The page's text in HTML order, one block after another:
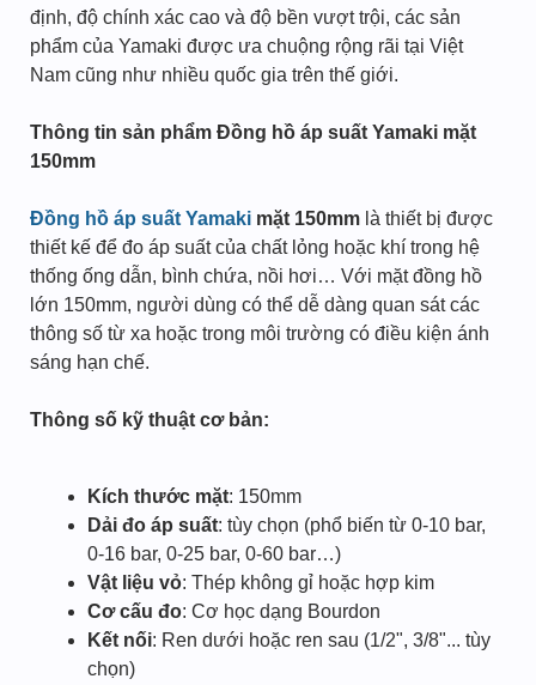
định, độ chính xác cao và độ bền vượt trội, các sản
phẩm của Yamaki được ưa chuộng rộng rãi tại Việt
Nam cũng như nhiều quốc gia trên thế giới.
Thông tin sản phẩm Đồng hồ áp suất Yamaki mặt
150mm
Đồng hồ áp suất Yamaki mặt 150mm là thiết bị được
thiết kế để đo áp suất của chất lỏng hoặc khí trong hệ
thống ống dẫn, bình chứa, nồi hơi… Với mặt đồng hồ
lớn 150mm, người dùng có thể dễ dàng quan sát các
thông số từ xa hoặc trong môi trường có điều kiện ánh
sáng hạn chế.
Thông số kỹ thuật cơ bản:
Kích thước mặt: 150mm
Dải đo áp suất: tùy chọn (phổ biến từ 0-10 bar,
0-16 bar, 0-25 bar, 0-60 bar…)
Vật liệu vỏ: Thép không gỉ hoặc hợp kim
Cơ cấu đo: Cơ học dạng Bourdon
Kết nối: Ren dưới hoặc ren sau (1/2", 3/8"... tùy
chọn)